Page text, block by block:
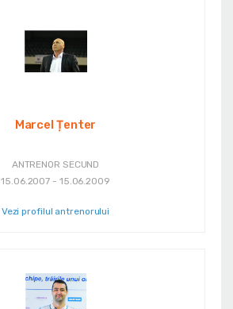
Marcel Țenter
ANTRENOR SECUND
15.06.2007 - 15.06.2009
Vezi profilul antrenorului